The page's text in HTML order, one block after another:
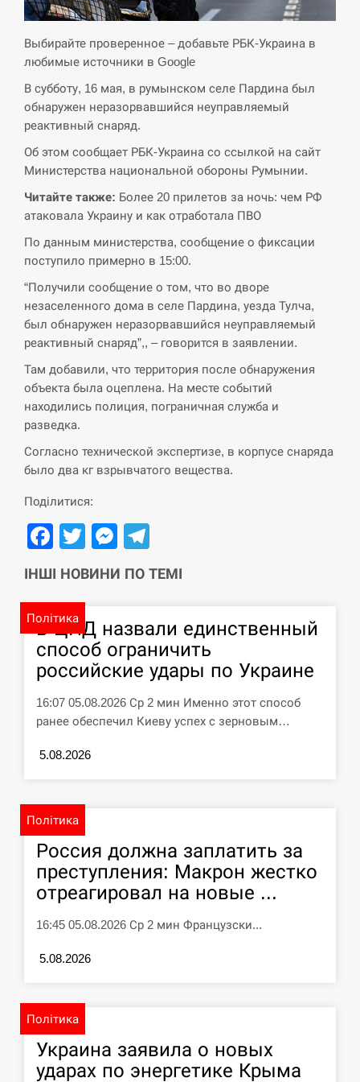
кризу –…
СЕРПЕНЬ
15:00
РФ провела новий раунд таємних
зустрічей з Європою щодо війни…
СЕРПЕНЬ
14:53
вручили новое подозрение и избирают
меру…
СЕРПЕНЬ
14:40
У Росії розгортається ракетний підрозділ
КНДР – Reuters
СЕРПЕНЬ
14:23
Поставки ракет для ПВО сократились
втрое, хотя у партнеров они…
У Румунії затоплять чотири баржі для
СЕРПЕНЬ
13:53
В Москве пожаловались на “кратный
СЕРПЕНЬ
13:40
Біля українського літака в аеропорту
Лейпцига виявили дрон, ймовірно, з…
СЕРПЕНЬ
13:23
“Они должны быть уничтожены”: в
СЕРПЕНЬ
13:10
Тайвань проводить найбільші військові
навчання на тлі загрози вторгнення з…
СЕРПЕНЬ
Украины, несмотря на сомнения…
12:40
Латвія готова направити до 20
військових для розблокування
Ормузької протоки
Выбирайте проверенное – добавьте РБК-Украина в
любимые источники в Google
В субботу, 16 мая, в румынском селе Пардина был
обнаружен неразорвавшийся неуправляемый
реактивный снаряд.
Об этом сообщает РБК-Украина со ссылкой на сайт
Министерства национальной обороны Румынии.
Читайте также: Более 20 прилетов за ночь: чем РФ
атаковала Украину и как отработала ПВО
По данным министерства, сообщение о фиксации
поступило примерно в 15:00.
“Получили сообщение о том, что во дворе
незаселенного дома в селе Пардина, уезда Тулча,
был обнаружен неразорвавшийся неуправляемый
реактивный снаряд”,, – говорится в заявлении.
Там добавили, что территория после обнаружения
объекта была оцеплена. На месте событий
находились полиция, пограничная служба и
разведка.
Согласно технической экспертизе, в корпусе снаряда
было два кг взрывчатого вещества.
Поділитися:
Facebook
TwitterMessenger
ІНШІ НОВИНИ ПО ТЕМІ
Політика
В ЦПД назвали единственный
способ ограничить
российские удары по Украине
16:07 05.08.2026 Ср 2 мин Именно этот способ
ранее обеспечил Киеву успех с зерновым…
5.08.2026
Політика
Россия должна заплатить за
преступления: Макрон жестко
отреагировал на новые ...
16:45 05.08.2026 Ср 2 мин Французски...
5.08.2026
Політика
Украина заявила о новых
ударах по энергетике Крыма